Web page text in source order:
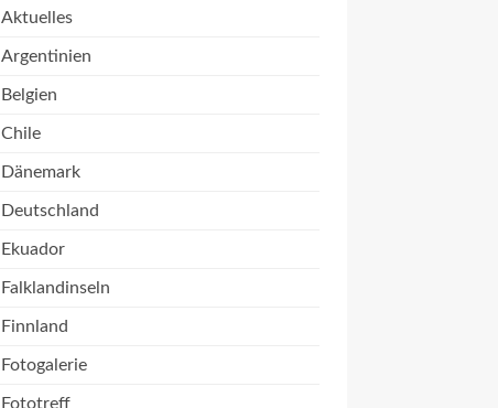
Aktuelles
Argentinien
Belgien
Chile
Dänemark
Deutschland
Ekuador
Falklandinseln
Finnland
Fotogalerie
Fototreff